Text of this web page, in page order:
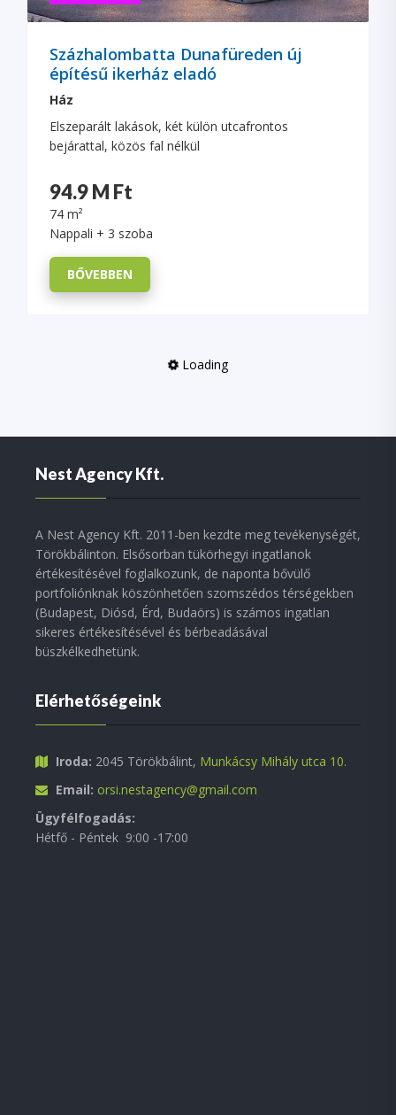
Százhalombatta Dunafüreden új
építésű ikerház eladó
Ház
Elszeparált lakások, két külön utcafrontos
bejárattal, közös fal nélkül
94.9 M Ft
74 m²
Nappali + 3 szoba
BŐVEBBEN
Loading
Nest Agency Kft.
A Nest Agency Kft. 2011-ben kezdte meg tevékenységét,
Törökbálinton. Elsősorban tükörhegyi ingatlanok
értékesítésével foglalkozunk, de naponta bővülő
portfoliónknak köszönhetően szomszédos térségekben
(Budapest, Diósd, Érd, Budaörs) is számos ingatlan
sikeres értékesítésével és bérbeadásával
büszkélkedhetünk.
Elérhetőségeink
Iroda: 2045 Törökbálint, Munkácsy Mihály utca 10.
Email: orsi.nestagency@gmail.com
Ügyfélfogadás:
Hétfő - Péntek 9:00 -17:00